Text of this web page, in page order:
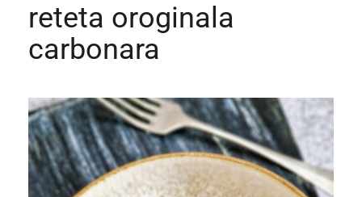
reteta oroginala
carbonara